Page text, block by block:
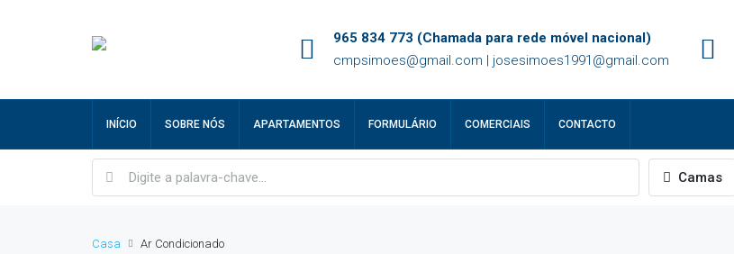
965 834 773 (Chamada para rede móvel nacional)
cmpsimoes@gmail.com | josesimoes1991@gmail.com
INÍCIO SOBRE NÓS APARTAMENTOS FORMULÁRIO COMERCIAIS CONTACTO
Camas
Casa Ar Condicionado